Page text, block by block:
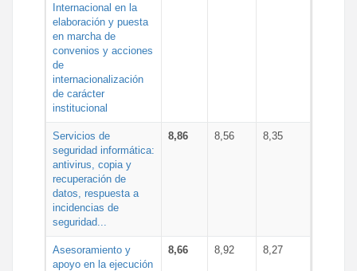
Internacional en la
elaboración y puesta
en marcha de
convenios y acciones
de
internacionalización
de carácter
institucional
Servicios de
seguridad informática:
antivirus, copia y
recuperación de
datos, respuesta a
incidencias de
seguridad...
8,86 8,56 8,35
Asesoramiento y
apoyo en la ejecución
8,66 8,92 8,27